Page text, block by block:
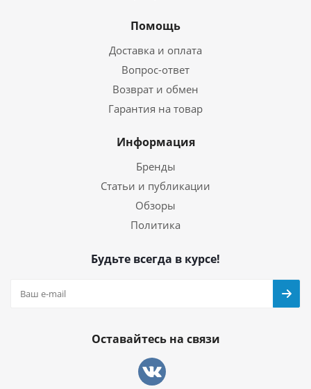
Помощь
Доставка и оплата
Вопрос-ответ
Возврат и обмен
Гарантия на товар
Информация
Бренды
Статьи и публикации
Обзоры
Политика
Будьте всегда в курсе!
Оставайтесь на связи